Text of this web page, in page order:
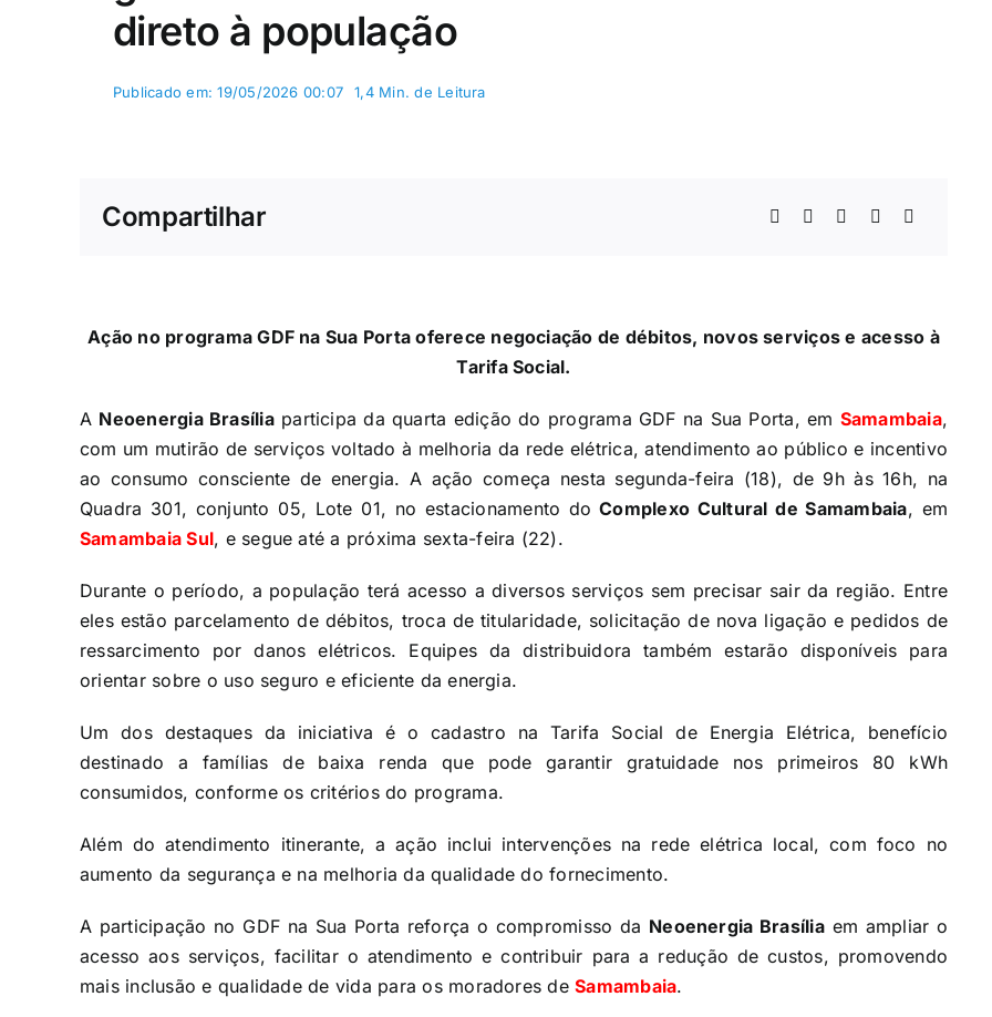
direto à população
Publicado em: 19/05/2026 00:07 1,4 Min. de Leitura
Compartilhar
Ação no programa GDF na Sua Porta oferece negociação de débitos, novos serviços e acesso à
Tarifa Social.
A Neoenergia Brasíliaparticipa da quarta edição do programa GDF na Sua Porta, em Samambaia,
com um mutirão de serviços voltado à melhoria da rede elétrica, atendimento ao público e incentivo
ao consumo consciente de energia. A ação começa nesta segunda-feira (18), de 9h às 16h, na
Quadra 301, conjunto 05, Lote 01, no estacionamento do Complexo Cultural de Samambaia, em
Samambaia Sul, e segue até a próxima sexta-feira (22).
Durante o período, a população terá acesso a diversos serviços sem precisar sair da região. Entre
eles estão parcelamento de débitos, troca de titularidade, solicitação de nova ligação e pedidos de
ressarcimento por danos elétricos. Equipes da distribuidora também estarão disponíveis para
orientar sobre o uso seguro e eficiente da energia.
Um dos destaques da iniciativa é o cadastro na Tarifa Social de Energia Elétrica, benefício
destinado a famílias de baixa renda que pode garantir gratuidade nos primeiros 80 kWh
consumidos, conforme os critérios do programa.
Além do atendimento itinerante, a ação inclui intervenções na rede elétrica local, com foco no
aumento da segurança e na melhoria da qualidade do fornecimento.
A participação no GDF na Sua Porta reforça o compromisso da Neoenergia Brasíliaem ampliar o
acesso aos serviços, facilitar o atendimento e contribuir para a redução de custos, promovendo
mais inclusão e qualidade de vida para os moradores deSamambaia.